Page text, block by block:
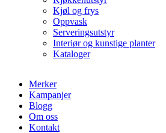
Kjøl og frys
Oppvask
Serveringsutstyr
Interiør og kunstige planter
Kataloger
Merker
Kampanjer
Blogg
Om oss
Kontakt